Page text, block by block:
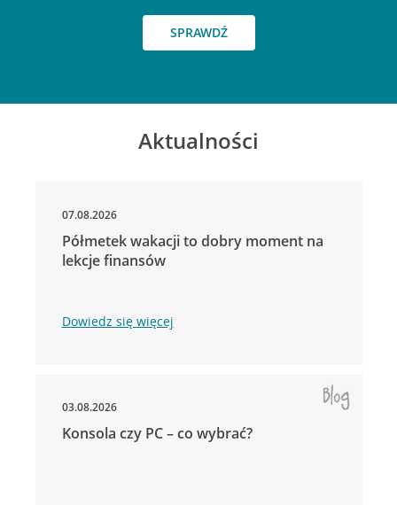
SPRAWDŹ
Aktualności
07.08.2026
Półmetek wakacji to dobry moment na
lekcje finansów
Dowiedz się więcej
03.08.2026
Konsola czy PC – co wybrać?